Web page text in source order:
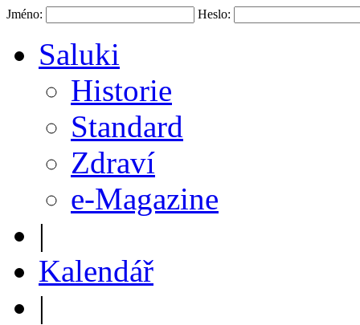
Jméno: Heslo:
Saluki
Historie
Standard
Zdraví
e-Magazine
|
Kalendář
|